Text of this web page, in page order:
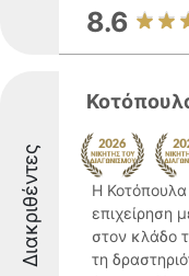
8.6
Διακριθέντες
Η
επιχείρηση
στον κλάδο
τη